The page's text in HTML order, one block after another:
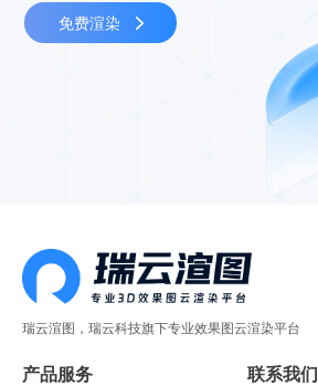
免费渲染
瑞云渲图，瑞云科技旗下专业效果图云渲染平台
产品服务 联系我们